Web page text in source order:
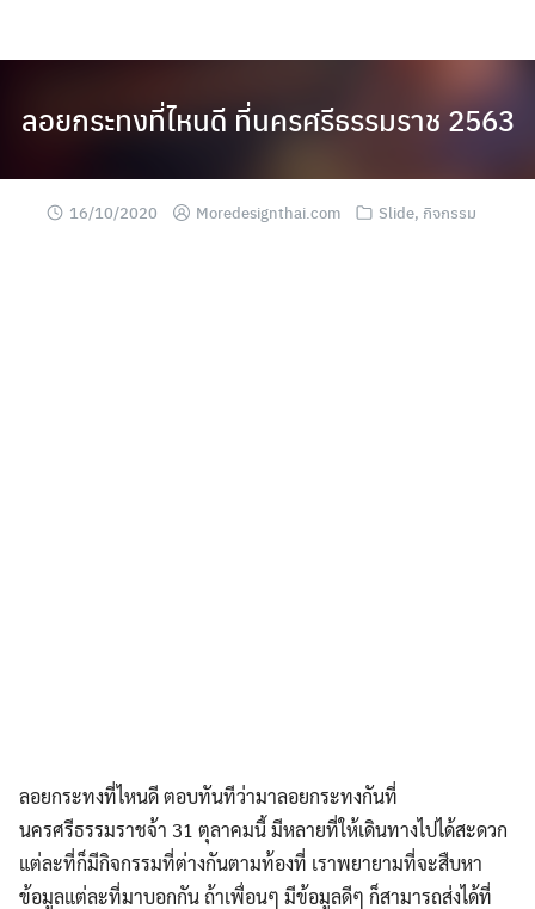
ลอยกระทงที่ไหนดี ที่นครศรีธรรมราช 2563
16/10/2020 Moredesignthai.com Slide, กิจกรรม
ลอยกระทงที่ไหนดี ตอบทันทีว่ามาลอยกระทงกันที่
นครศรีธรรมราชจ้า 31 ตุลาคมนี้ มีหลายที่ให้เดินทางไปได้สะดวก
แต่ละที่ก็มีกิจกรรมที่ต่างกันตามท้องที่ เราพยายามที่จะสืบหา
ข้อมูลแต่ละที่มาบอกกัน ถ้าเพื่อนๆ มีข้อมูลดีๆ ก็สามารถส่งได้ที่